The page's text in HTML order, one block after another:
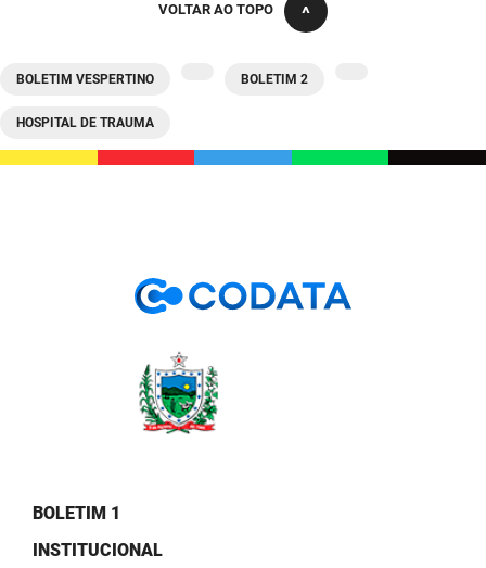
VOLTAR AO TOPO
BOLETIM VESPERTINO BOLETIM 2
HOSPITAL DE TRAUMA
BOLETIM 1
INSTITUCIONAL